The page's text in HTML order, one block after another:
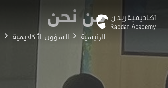
من نحن
الرئيسية الشؤون الأكاديمية